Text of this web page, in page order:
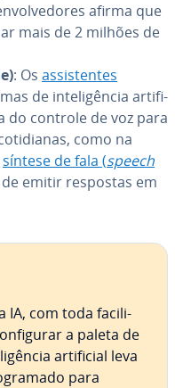
afirma que
mais de 2 milhões de
: Os as­sis­ten­tes
de in­te­li­gên­cia ar­ti­fi­
do controle de voz para
como na
síntese de fala (speech
de emitir respostas em
IA, com toda fa­ci­li­
a paleta de
ar­ti­fi­cial leva
para